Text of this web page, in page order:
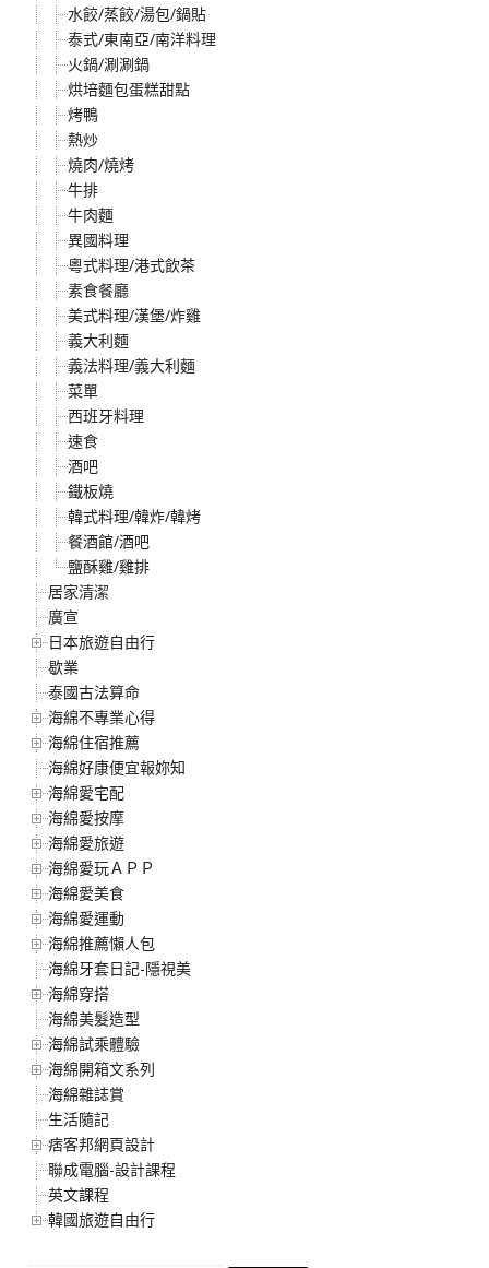
水餃/蒸餃/湯包/鍋貼
泰式/東南亞/南洋料理
火鍋/涮涮鍋
烘培麵包蛋糕甜點
烤鴨
熱炒
燒肉/燒烤
牛排
牛肉麵
異國料理
粵式料理/港式飲茶
素食餐廳
美式料理/漢堡/炸雞
義大利麵
義法料理/義大利麵
菜單
西班牙料理
速食
酒吧
鐵板燒
韓式料理/韓炸/韓烤
餐酒館/酒吧
鹽酥雞/雞排
居家清潔
廣宣
日本旅遊自由行
歇業
泰國古法算命
海綿不專業心得
海綿住宿推薦
海綿好康便宜報妳知
海綿愛宅配
海綿愛按摩
海綿愛旅遊
海綿愛玩ＡＰＰ
海綿愛美食
海綿愛運動
海綿推薦懶人包
海綿牙套日記-隱視美
海綿穿搭
海綿美髮造型
海綿試乘體驗
海綿開箱文系列
海綿雜誌賞
生活隨記
痞客邦網頁設計
聯成電腦-設計課程
英文課程
韓國旅遊自由行